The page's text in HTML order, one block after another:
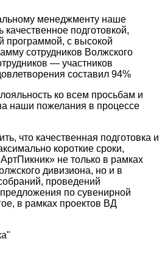
менеджменту наше
подготовкой,
программой, с высокой
сотрудников Волжского
— участников
составил 94%
ко всем просьбам и
наши пожелания в процессе
что качественная подготовка и
короткие сроки,
не только в рамках
дивизиона, но и в
проведений
по сувенирной
в рамках проектов ВД